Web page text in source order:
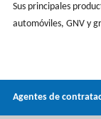
Sus principales
automóviles, GNV y
Agentes de